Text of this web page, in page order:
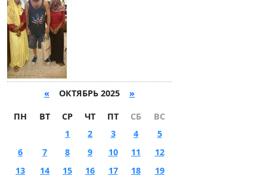
« ОКТЯБРЬ 2025 »
ПН ВТ СР ЧТ ПТ СБ
ВС
1
2 3 4
5
6
7 8 9 10 11
12
13
14 15 16 17 18
19